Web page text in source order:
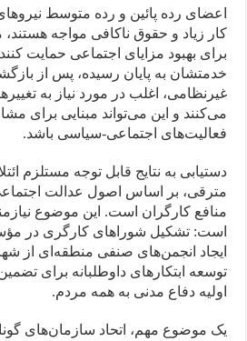
اعضای رده پائین و رده متوسط نیروهای
کار زیاد و حقوق ناکافی مواجه هستند،
برای بهبود مزایای اجتماعی حمایت کنند.
خدمتشان به پایان رسیده، پس از
غیرنظامی، اغلب در مورد نیاز به
می‌کنند و این می‌تواند مبنایی برای
فعالیت‌های اجتماعی-سیاسی باشد.
دستیابی به نتایج قابل توجه مستلزم
مترقی، بر اساس اصول عدالت اجتماعی
منافع کارگران است. این موضوع
است: تشکیل شوراهای کارگری در
ایجاد انجمن‌های صنفی منطقه‌ای از شهر
توسعه ابتکارهای داوطلبانه برای
اولیه دفاع مدنی به همه مردم.
یک موضوع مهم، اتحاد سازمان‌های